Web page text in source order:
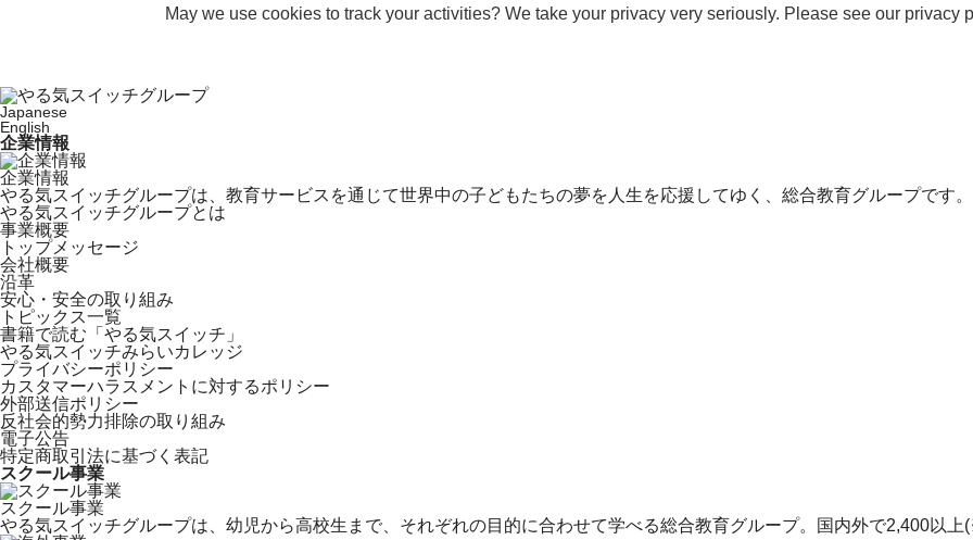
Japanese
English
企業情報
企業情報
やる気スイッチグループは、教育サービスを通じて世界中の子どもたちの夢を人生を応援してゆく、総合教育グループです。
やる気スイッチグループとは
事業概要
トップメッセージ
会社概要
沿革
安心・安全の取り組み
トピックス一覧
書籍で読む「やる気スイッチ」
やる気スイッチみらいカレッジ
プライバシーポリシー
カスタマーハラスメントに対するポリシー
外部送信ポリシー
反社会的勢力排除の取り組み
電子公告
特定商取引法に基づく表記
スクール事業
スクール事業
やる気スイッチグループは、幼児から高校生まで、それぞれの目的に合わせて学べる総合教育グループ。国内外で2,400以
May we use cookies to track your activities? We take your privacy very seriously. Please see our privacy